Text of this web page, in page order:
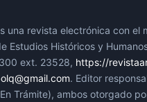
una revista electrónica con
Históricos y
ext. 23528, https://
. Editor
Trámite), ambos otorgado